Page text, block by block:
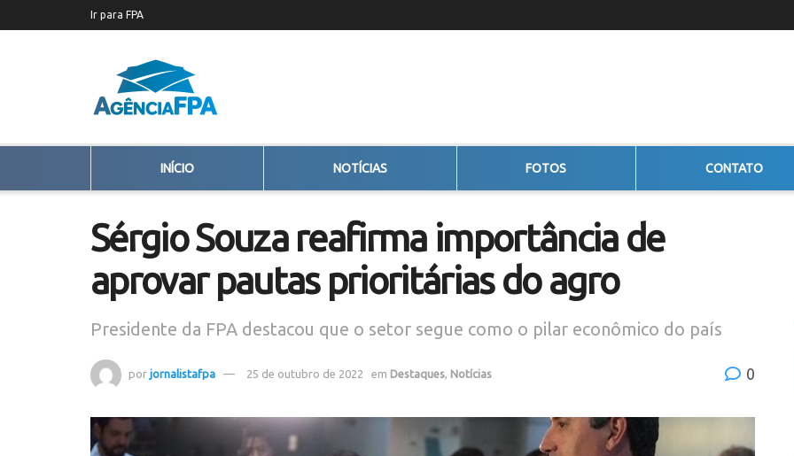
Ir para FPA
INÍCIO NOTÍCIAS FOTOS CONTATO
Sérgio Souza reafirma importância de
aprovar pautas prioritárias do agro
Presidente da FPA destacou que o setor segue como o pilar econômico do país
por jornalistafpa 25 de outubro de 2022 em Destaques Notícias 0